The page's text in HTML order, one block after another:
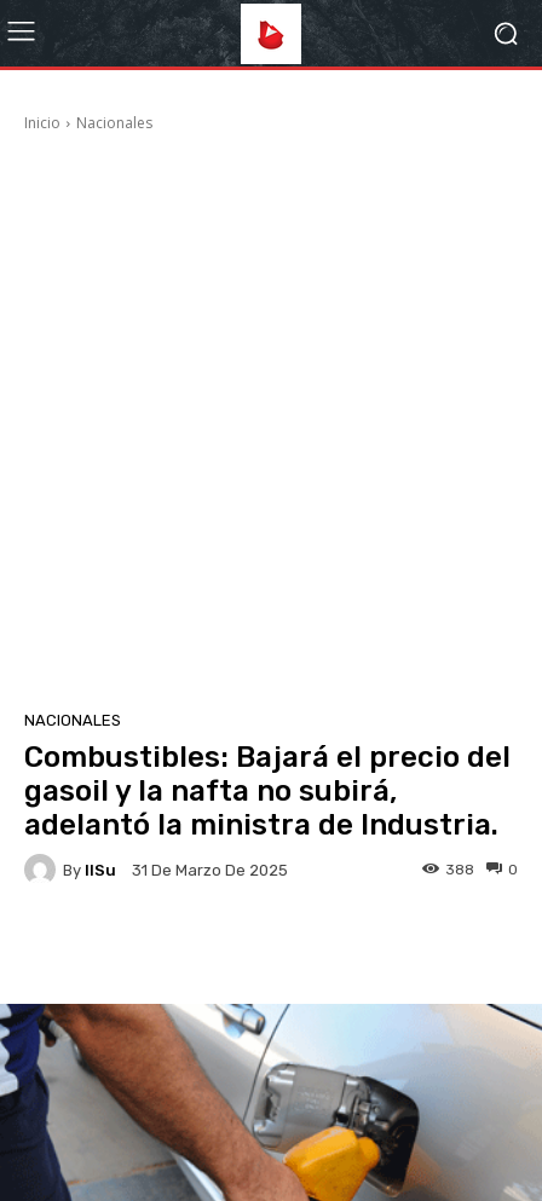
Inicio Nacionales
NACIONALES
Combustibles: Bajará el precio del
gasoil y la nafta no subirá,
adelantó la ministra de Industria.
By IlSu 31 De Marzo De 2025 0
388